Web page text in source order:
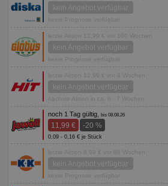
kein Angebot verfügbar
keine Prognose verfügbar
letzte Aktion 12,99 € vor 100 Wochen
kein Angebot verfügbar
keine Prognose verfügbar
letzte Aktion 12,99 € vor 4 Wochen
kein Angebot verfügbar
nächste Aktion in ca. 6 - 7 Wochen
noch 1 Tag gültig, bis 08.08.26
11,99 € -20 %
0,09 - 0,16 € je Stück
letzte Aktion 8,99 € vor 88 Wochen
kein Angebot verfügbar
keine Prognose verfügbar